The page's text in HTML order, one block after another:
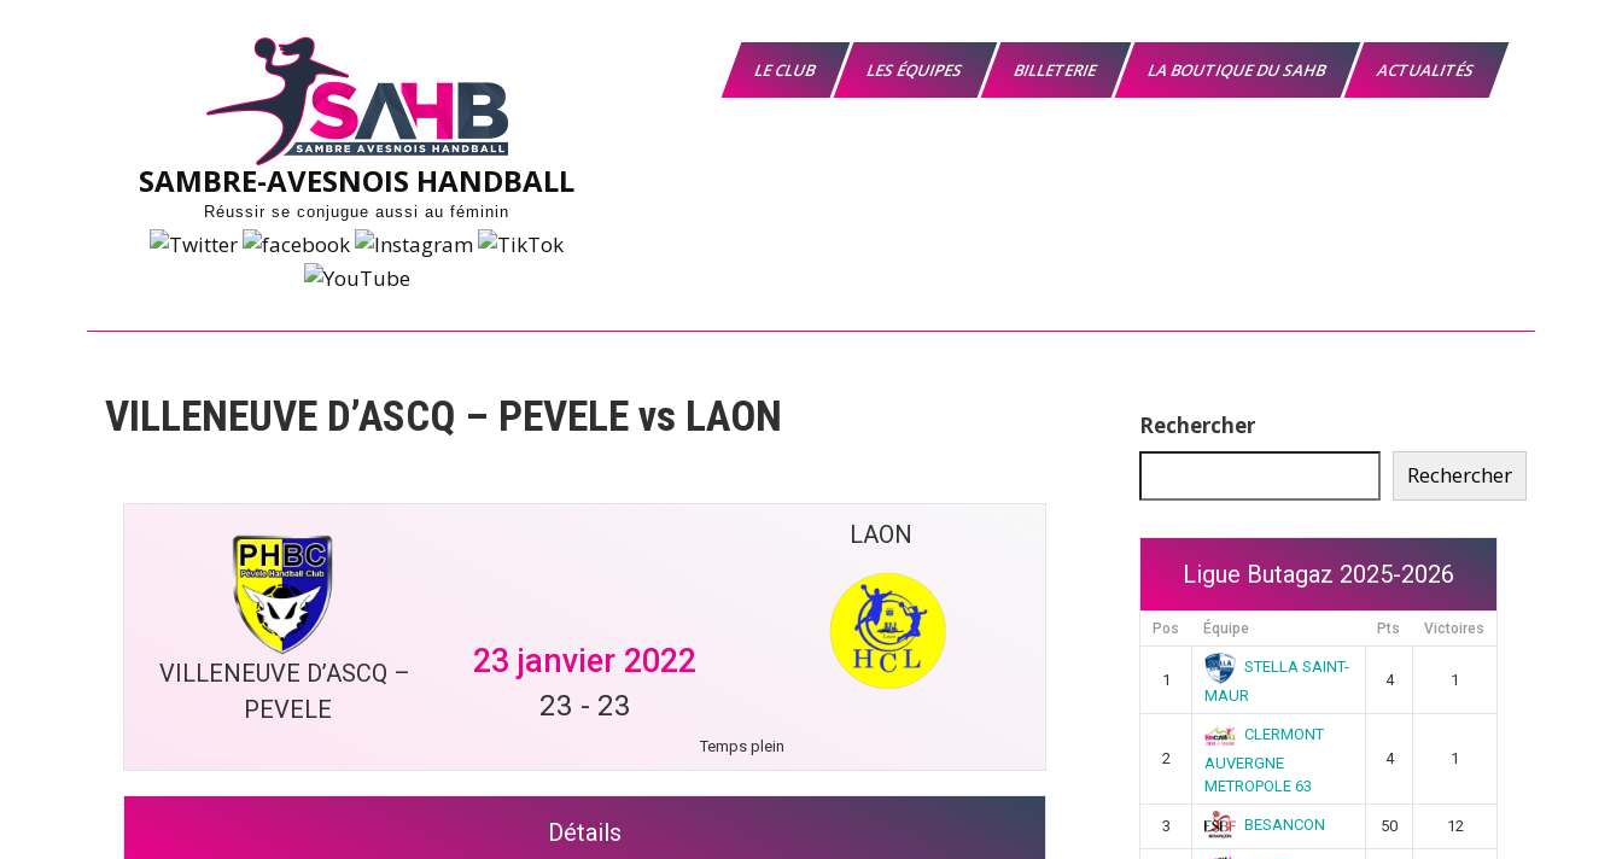
SAMBRE-AVESNOIS HANDBALL
Réussir se conjugue aussi au féminin
LE CLUB LES ÉQUIPES BILLETERIE LA BOUTIQUE DU SAHB ACTUALITÉS
VILLENEUVE D’ASCQ – PEVELE vs LAON
VILLENEUVE D’ASCQ –
PEVELE
LAON
23 janvier 2022
23 - 23
Temps plein
Détails
Rechercher
Rechercher
Ligue Butagaz 2025-2026
Pos Équipe Pts Victoires
1
STELLA SAINT-
MAUR
4 1
2
CLERMONT
AUVERGNE
METROPOLE 63
4 1
3 BESANCON 50 12